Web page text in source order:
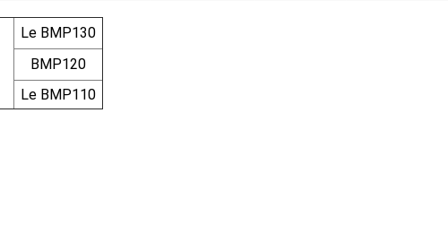
Le BMP130
BMP120
Le BMP110